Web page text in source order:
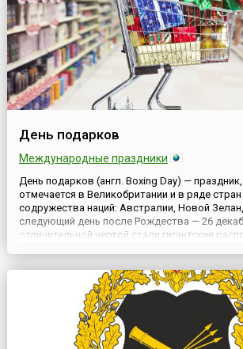
День подарков
Международные праздники
День подарков (англ. Boxing Day) —
отмечается в Великобритании и в ряде
содружества наций: Австралии, Новой
следующий день после Рождества — 26
отличительной чертой стали гигантские